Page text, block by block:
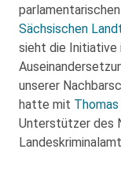
Sächsischen
sieht die Initiative
unserer
hatte mit
Unterstützer des